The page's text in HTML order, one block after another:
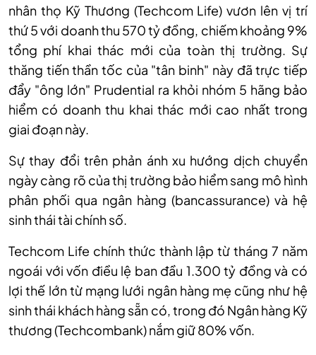
nhân thọ Kỹ Thương (Techcom Life) vươn lên vị trí
thứ 5 với doanh thu 570 tỷ đồng, chiếm khoảng 9%
tổng phí khai thác mới của toàn thị trường. Sự
thăng tiến thần tốc của "tân binh" này đã trực tiếp
đẩy "ông lớn" Prudential ra khỏi nhóm 5 hãng bảo
hiểm có doanh thu khai thác mới cao nhất trong
giai đoạn này.
Sự thay đổi trên phản ánh xu hướng dịch chuyển
ngày càng rõ của thị trường bảo hiểm sang mô hình
phân phối qua ngân hàng (bancassurance) và hệ
sinh thái tài chính số.
Techcom Life chính thức thành lập từ tháng 7 năm
ngoái với vốn điều lệ ban đầu 1.300 tỷ đồng và có
lợi thế lớn từ mạng lưới ngân hàng mẹ cũng như hệ
sinh thái khách hàng sẵn có, trong đó Ngân hàng Kỹ
thương (Techcombank) nắm giữ 80% vốn.